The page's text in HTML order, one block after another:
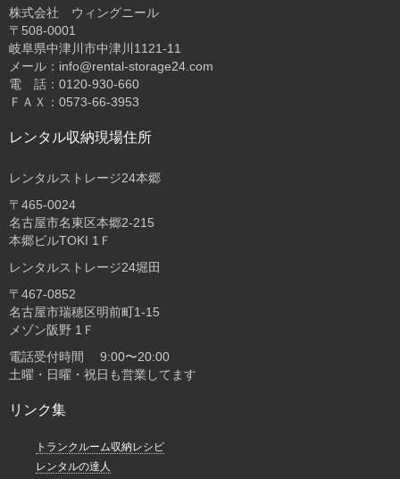
株式会社 ウィングニール
〒508-0001
岐阜県中津川市中津川1121-11
メール：info@rental-storage24.com
電 話：0120-930-660
ＦＡＸ：0573-66-3953
レンタル収納現場住所
レンタルストレージ24本郷
〒465-0024
名古屋市名東区本郷2-215
本郷ビルTOKI 1Ｆ
レンタルストレージ24堀田
〒467-0852
名古屋市瑞穂区明前町1-15
メゾン阪野 1Ｆ
電話受付時間 9:00〜20:00
土曜・日曜・祝日も営業してます
リンク集
トランクルーム収納レシピ
レンタルの達人